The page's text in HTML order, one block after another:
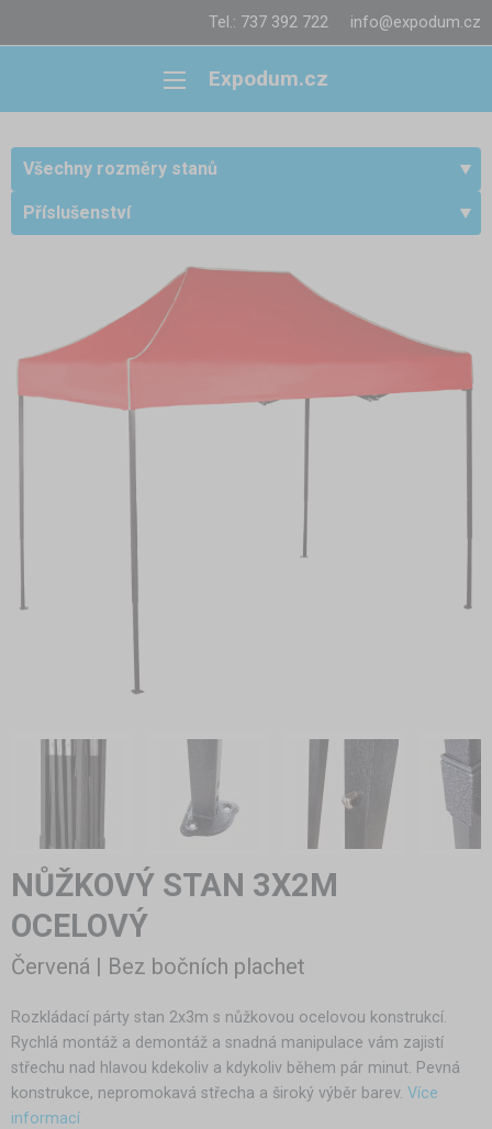
Tel.: 737 392 722 info@expodum.cz
Expodum.cz
Všechny rozměry stanů
Příslušenství
NŮŽKOVÝ STAN 3X2M
OCELOVÝ
Červená | Bez bočních plachet
Rozkládací párty stan 2x3m s nůžkovou ocelovou konstrukcí.
Rychlá montáž a demontáž a snadná manipulace vám zajistí
střechu nad hlavou kdekoliv a kdykoliv během pár minut. Pevná
konstrukce, nepromokavá střecha a široký výběr barev. Více
informací